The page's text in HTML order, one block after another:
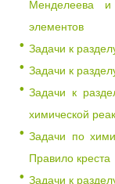
Менделеева и
элементов
Задачи к
Задачи к
Задачи к
химической
Задачи по
Правило креста
Задачи к